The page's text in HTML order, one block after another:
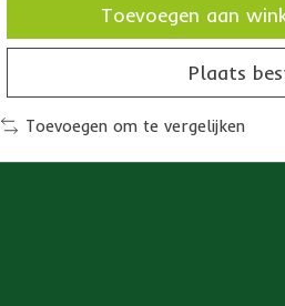
Toevoegen aan
Plaats
Toevoegen om te vergelijken